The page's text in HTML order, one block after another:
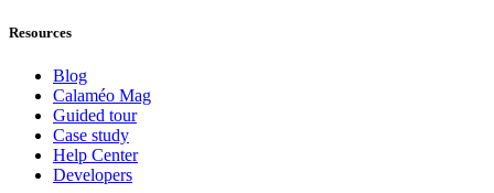
Resources
Blog
Calaméo Mag
Guided tour
Case study
Help Center
Developers